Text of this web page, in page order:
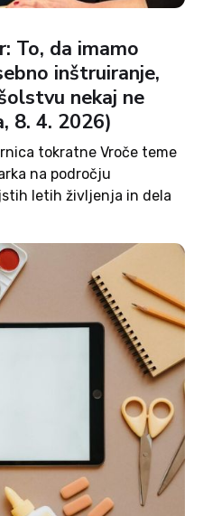
To, da imamo
inštruiranje,
nekaj ne
8. 4. 2026)
tokratne Vroče teme
na področju
letih življenja in dela
in tam zablestela
se...